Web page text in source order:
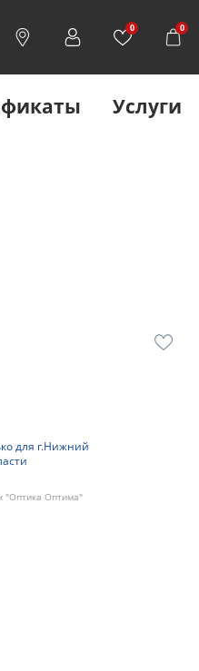
0 0
Услуги
для г.Нижний
"Оптика Оптима"